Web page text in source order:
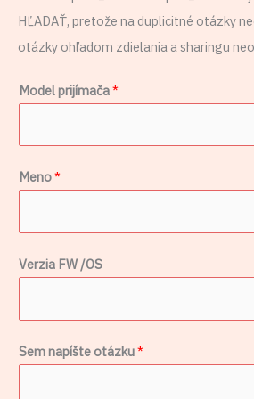
HĽADAŤ, pretože na duplicitné otázky
otázky ohľadom zdielania a sharingu
Model prijímača*
p
r
a
č
Meno*
Verzia FW /OS
Sem napíšte otázku*